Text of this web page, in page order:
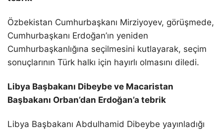
Özbekistan Cumhurbaşkanı Mirziyoyev, görüşmede,
Cumhurbaşkanı Erdoğan’ın yeniden
Cumhurbaşkanlığına seçilmesini kutlayarak, seçim
sonuçlarının Türk halkı için hayırlı olmasını diledi.
Libya Başbakanı Dibeybe ve Macaristan
Başbakanı Orban’dan Erdoğan’a tebrik
Libya Başbakanı Abdulhamid Dibeybe yayınladığı